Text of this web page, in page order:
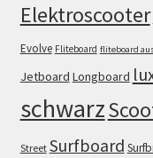
Elektroscooter
Evolve Fliteboard fliteboard
Jetboard Longboard
schwarz
Street Surfboard